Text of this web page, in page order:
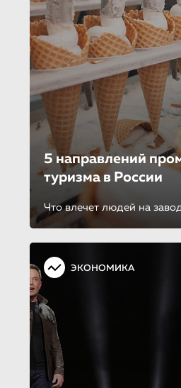
5 направлений
туризма в России
Что влечет людей на
ЭКОНОМИКА